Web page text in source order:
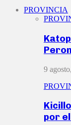
PROVINCIA
9
por